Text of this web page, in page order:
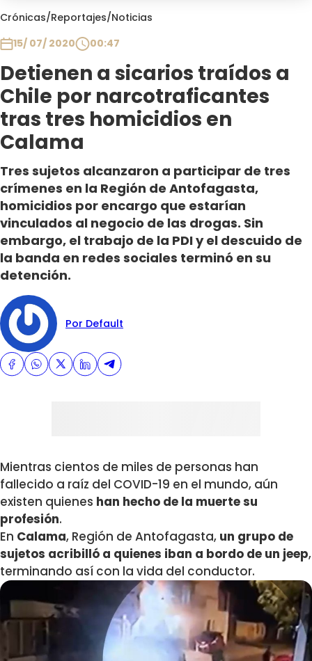
Crónicas/Reportajes/Noticias
15/ 07/ 2020
00:47
Detienen a sicarios traídos a
Chile por narcotraficantes
tras tres homicidios en
Calama
Tres sujetos alcanzaron a participar de tres
crímenes en la Región de Antofagasta,
homicidios por encargo que estarían
vinculados al negocio de las drogas. Sin
embargo, el trabajo de la PDI y el descuido de
la banda en redes sociales terminó en su
detención.
Por Default
Mientras cientos de miles de personas han
fallecido a raíz del COVID-19 en el mundo, aún
existen quienes han hecho de la muerte su
profesión.
En Calama, Región de Antofagasta, un grupo de
sujetos acribilló a quienes iban a bordo de un jeep,
terminando así con la vida del conductor.
Club De La Comedia
Plan Perfecto
El Tiempo
Sabingo
Todos Los Programas